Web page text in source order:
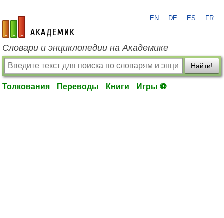
academic.ru
EN DE ES FR
Словари и энциклопедии на Академике
Найти!
Толкования Переводы Книги Игры ⚽